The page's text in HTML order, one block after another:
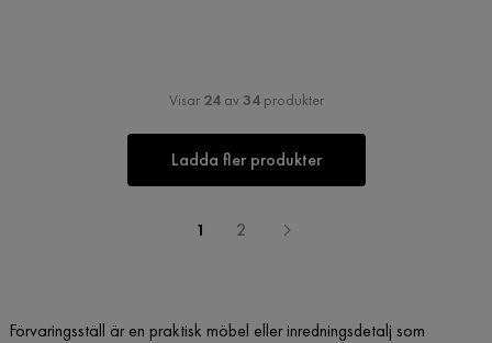
Visar 24av34produkter
Ladda fler produkter
1 2
Förvaringsställ är en praktisk möbel eller inredningsdetalj som